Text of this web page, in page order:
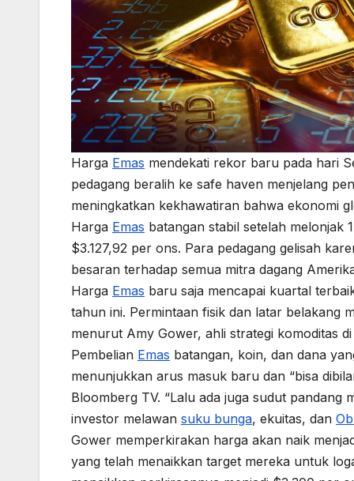
Harga Emas mendekati rekor baru pada hari
pedagang beralih ke safe haven menjelang
meningkatkan kekhawatiran bahwa ekonomi
Harga Emas batangan stabil setelah melonjak
$3.127,92 per ons. Para pedagang gelisah
besaran terhadap semua mitra dagang
Harga Emas baru saja mencapai kuartal
tahun ini. Permintaan fisik dan latar belakang
menurut Amy Gower, ahli strategi komoditas
Pembelian Emas batangan, koin, dan dana
menunjukkan arus masuk baru dan “bisa
Bloomberg TV. “Lalu ada juga sudut pandang
investor melawan suku bunga, ekuitas, dan
Gower memperkirakan harga akan naik
yang telah menaikkan target mereka untuk